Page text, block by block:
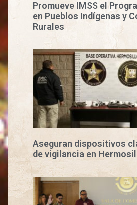
Promueve IMSS el
en Pueblos Indígenas y
Rurales
Aseguran dispositivos
de vigilancia en